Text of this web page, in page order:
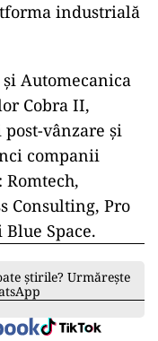
industrială
Automecanica
Cobra II,
vânzare și
companii
Consulting, Pro
Space.
știrile? Urmărește